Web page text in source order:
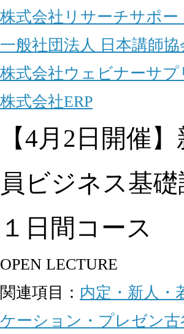
株式会社リサーチサポー
一般社団法人 日本講師協
株式会社ウェビナーサプ
株式会社ERP
【4月2日開催
員ビジネス基
１日間コース
OPEN LECTURE
関連項目： 内定・新人・
ケーション・プレゼン古